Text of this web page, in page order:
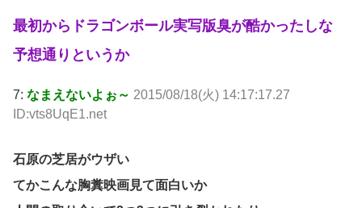
最初からドラゴンボール実写版臭が酷かったしな
予想通りというか
7: なまえないよぉ～ 2015/08/18(火) 14:17:17.27
ID:vts8UqE1.net
石原の芝居がウザい
てかこんな胸糞映画見て面白いか